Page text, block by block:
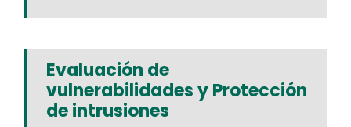
Evaluación de
vulnerabilidades y Protección
de intrusiones